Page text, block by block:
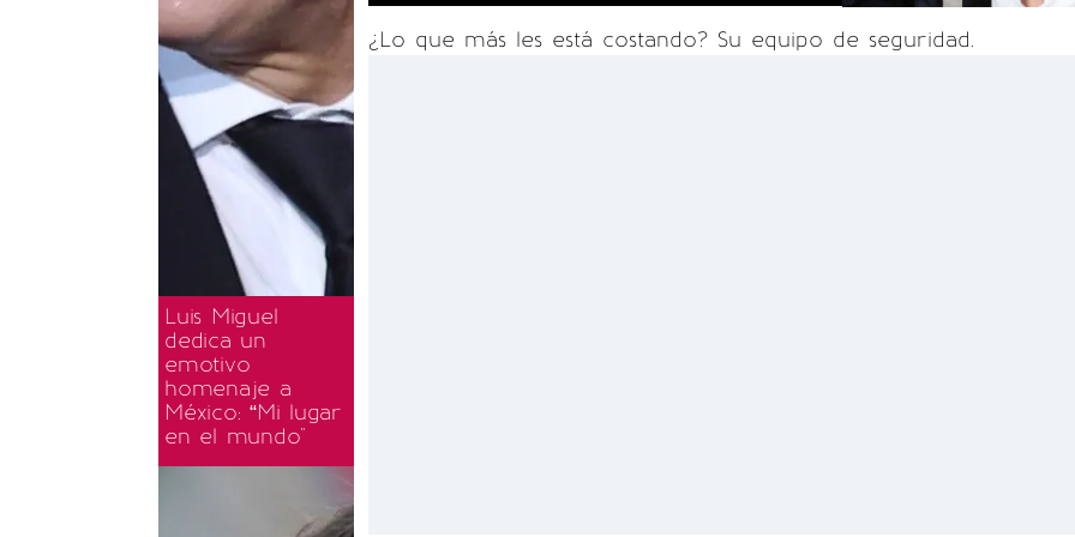
Luis Miguel
dedica un
emotivo
homenaje a
México: “Mi lugar
en el mundo"
¿Lo que más les está costando? Su equipo de seguridad.